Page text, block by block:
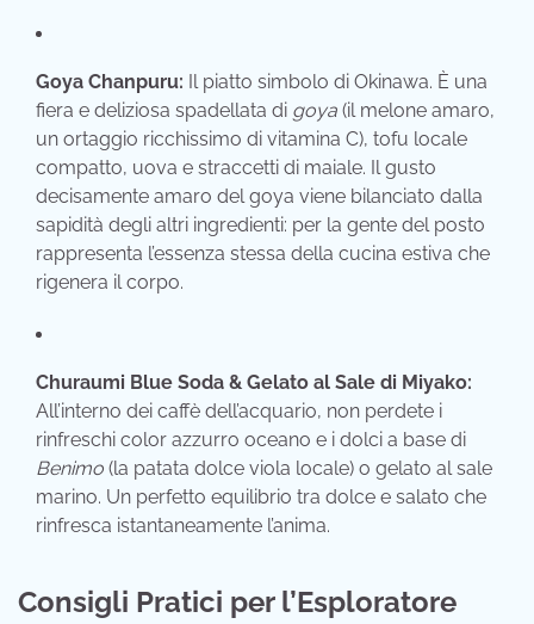
Goya Chanpuru: Il piatto simbolo di Okinawa. È una
fiera e deliziosa spadellata di goya (il melone amaro,
un ortaggio ricchissimo di vitamina C), tofu locale
compatto, uova e straccetti di maiale. Il gusto
decisamente amaro del goya viene bilanciato dalla
sapidità degli altri ingredienti: per la gente del posto
rappresenta l’essenza stessa della cucina estiva che
rigenera il corpo.
Churaumi Blue Soda & Gelato al Sale di Miyako:
All’interno dei caffè dell’acquario, non perdete i
rinfreschi color azzurro oceano e i dolci a base di
Benimo (la patata dolce viola locale) o gelato al sale
marino. Un perfetto equilibrio tra dolce e salato che
rinfresca istantaneamente l’anima.
Consigli Pratici per l’Esploratore